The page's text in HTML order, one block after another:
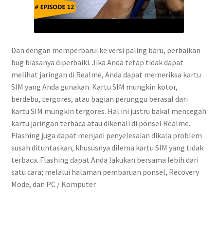
Dan dengan memperbarui ke versi paling baru, perbaikan
bug biasanya diperbaiki. Jika Anda tetap tidak dapat
melihat jaringan di Realme, Anda dapat memeriksa kartu
SIM yang Anda gunakan. Kartu SIM mungkin kotor,
berdebu, tergores, atau bagian perunggu berasal dari
kartu SIM mungkin tergores. Hal ini justru bakal mencegah
kartu jaringan terbaca atau dikenali di ponsel Realme.
Flashing juga dapat menjadi penyelesaian dikala problem
susah dituntaskan, khususnya dilema kartu SIM yang tidak
terbaca. Flashing dapat Anda lakukan bersama lebih dari
satu cara; melalui halaman pembaruan ponsel, Recovery
Mode, dan PC / Komputer.